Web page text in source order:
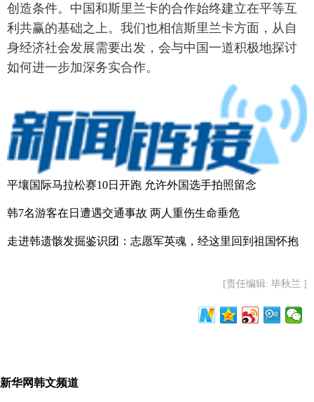
创造条件。中国和斯里兰卡的合作始终建立在平等互
利共赢的基础之上。我们也相信斯里兰卡方面，从自
身经济社会发展需要出发，会与中国一道积极地探讨
如何进一步加深务实合作。
平壤国际马拉松赛10日开跑 允许外国选手拍照留念
韩7名游客在日遭遇交通事故 两人重伤生命垂危
走进韩遗骸发掘鉴识团：志愿军英魂，经这里回到祖国怀抱
[责任编辑: 毕秋兰 ]
新华网韩文频道